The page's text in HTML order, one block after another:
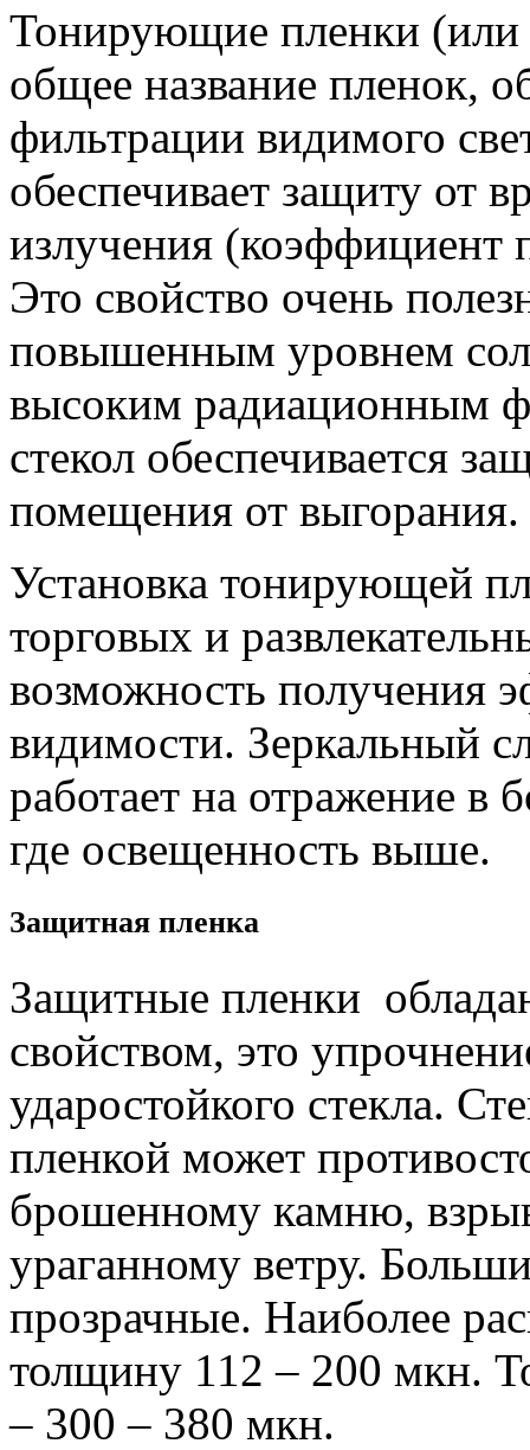
Тонирующие пленки
общее название пленок,
фильтрации видимого
обеспечивает защиту от
излучения
Это свойство очень
повышенным уровнем
высоким радиационным
стекол обеспечивается
помещения от выгорания.
Установка тонирующей
торговых и
возможность получения
видимости. Зеркальный
работает на отражение в
где освещенность выше.
Защитная пленка
Защитные пленки
свойством, это
ударостойкого стекла.
пленкой может
брошенному камню,
ураганному ветру.
прозрачные. Наиболее
толщину 112 – 200 мкн.
– 300 – 380 мкн.